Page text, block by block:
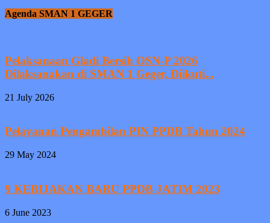
Agenda SMAN 1 GEGER
Pelaksanaan Gladi Bersih OSN-P 2026
Dilaksanakan di SMAN 1 Geger, Diikuti...
21 July 2026
Pelayanan Pengambilan PIN PPDB Tahun 2024
29 May 2024
9 KEBIJAKAN BARU PPDB JATIM 2023
6 June 2023